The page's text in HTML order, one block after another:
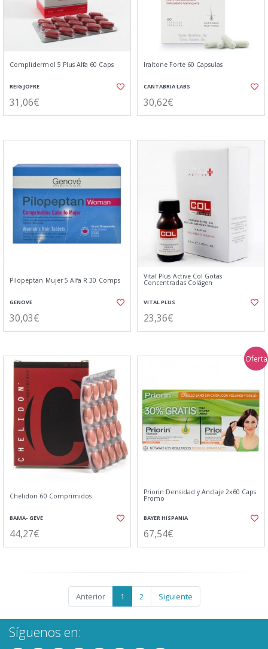
Complidermol 5 Plus Alfa 60 Caps
REIG JOFRE
31,06€
Iraltone Forte 60 Capsulas
CANTABRIA LABS
30,62€
Pilopeptan Mujer 5 Alfa R 30 Comps
GENOVE
30,03€
Vital Plus Active Col Gotas
Concentradas Colágen
VITAL PLUS
23,36€
Chelidon 60 Comprimidos
BAMA- GEVE
44,27€
Oferta
Priorin Densidad y Anclaje 2x60 Caps
Promo
BAYER HISPANIA
67,54€
Anterior 1 2 Siguiente
Síguenos en: